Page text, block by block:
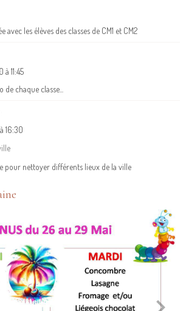
les élèves des classes de CM1 et CM2
à 11:45
chaque classe...
à 16:30
pour nettoyer différents lieux de la ville